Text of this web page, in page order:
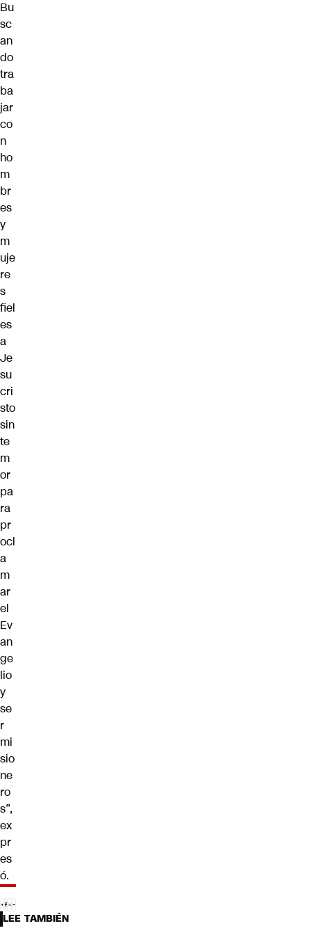
Bu
sc
an
do
tra
ba
jar
co
n
ho
m
br
es
y
m
uje
re
s
fiel
es
a
Je
su
cri
sto
sin
te
m
or
pa
ra
pr
ocl
a
m
ar
el
Ev
an
ge
lio
y
se
r
mi
sio
ne
ro
s”,
ex
pr
es
ó.
LEE TAMBIÉN